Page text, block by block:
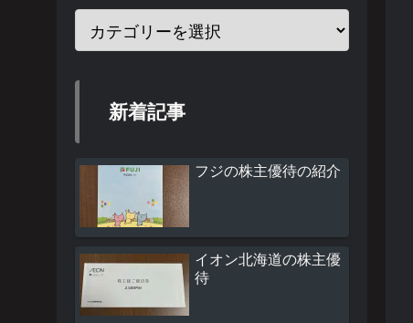
新着記事
フジの株主優待の紹介
イオン北海道の株主優
待